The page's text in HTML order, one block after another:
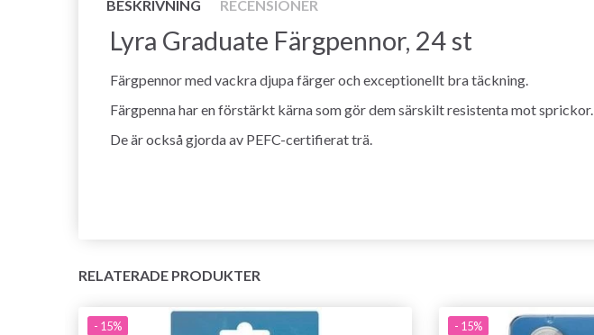
BESKRIVNING RECENSIONER
Lyra Graduate Färgpennor, 24 st
Färgpennor med vackra djupa färger och exceptionellt bra täckning.
Färgpenna har en förstärkt kärna som gör dem särskilt resistenta mot sprickor.
De är också gjorda av PEFC-certifierat trä.
RELATERADE PRODUKTER
- 15% - 15%